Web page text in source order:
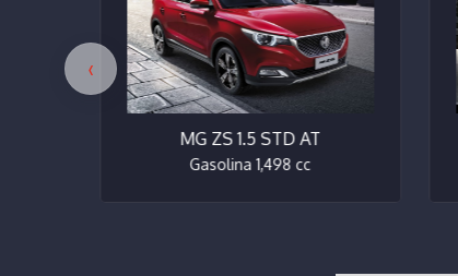
MG ZS 1.5 STD AT
Gasolina 1,498 cc
‹